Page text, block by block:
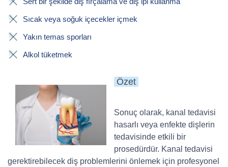
Sıcak veya soğuk içecekler içmek
Yakın temas sporları
Alkol tüketmek
Özet
Sonuç olarak, kanal tedavisi
hasarlı veya enfekte dişlerin
tedavisinde etkili bir
prosedürdür. Kanal tedavisi
gerektirebilecek diş problemlerini önlemek için profesyonel